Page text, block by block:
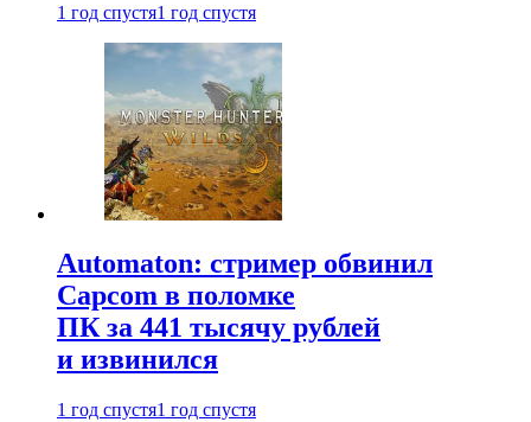
1 год спустя1 год спустя
Automaton: стример обвинил
Capcom в поломке
ПК за 441 тысячу рублей
и извинился
1 год спустя1 год спустя